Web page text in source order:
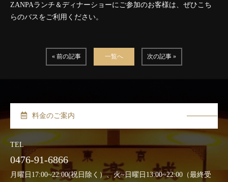
ZANPAランチ＆ディナーショーにご参加のお客様は、ぜひこち
らのバスをご利用ください。
« 前の記事 一覧へ 次の記事 »
料金のご案内
TEL
0476-91-6866
月曜日17:00~22:00(祝日除く）、火~日曜日13:00~22:00（最終受